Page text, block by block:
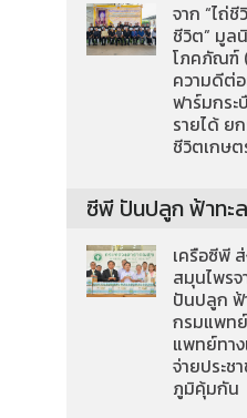
จาก “ไถ่ชี
ชีวิต” มูล
โภคภัณฑ์
ความดีต่
ฟาร์มกระ
รายได้ ย
ชีวิตเกษต
ซีพี ปันปลูก ฟ้าทะ
เครือซีพี
สมุนไพรจ
ปันปลูก ฟ้
กรมแพท
แพทย์ทา
จ่ายประช
ภูมิคุ้มกัน